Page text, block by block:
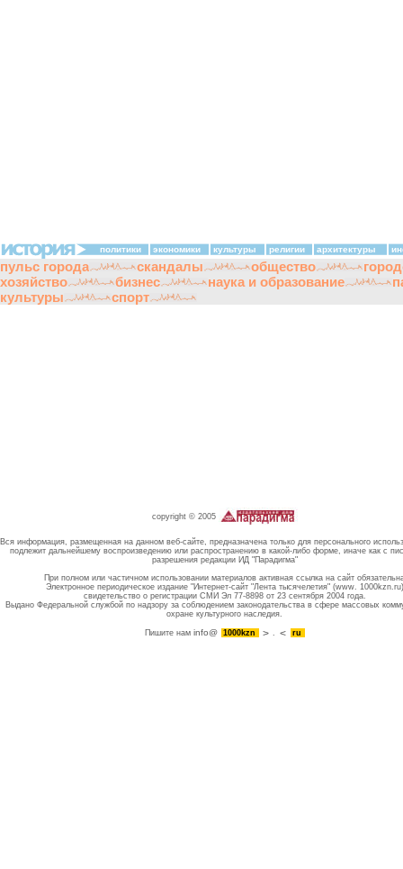
политики экономики культуры религии архитектуры
пульс города скандалы общество
хозяйство
бизнес наука и образование
культуры
спорт
copyright © 2005
Вся информация, размещенная на данном веб-сайте, предназначена только для персонального
подлежит дальнейшему воспроизведению или распространению в какой-либо форме, иначе как с
разрешения редакции ИД "Парадигма"
При полном или частичном использовании материалов активная ссылка на сайт
Электронное периодическое издание "Интернет-сайт "Лента тысячелетия" (www. 1000kzn.ru)
свидетельство о регистрации СМИ Эл 77-8898 от 23 сентября 2004 года.
Выдано Федеральной службой по надзору за соблюдением законодательства в сфере массовых
охране культурного наследия.
Пишите намinfo@ 1000kzn . ru